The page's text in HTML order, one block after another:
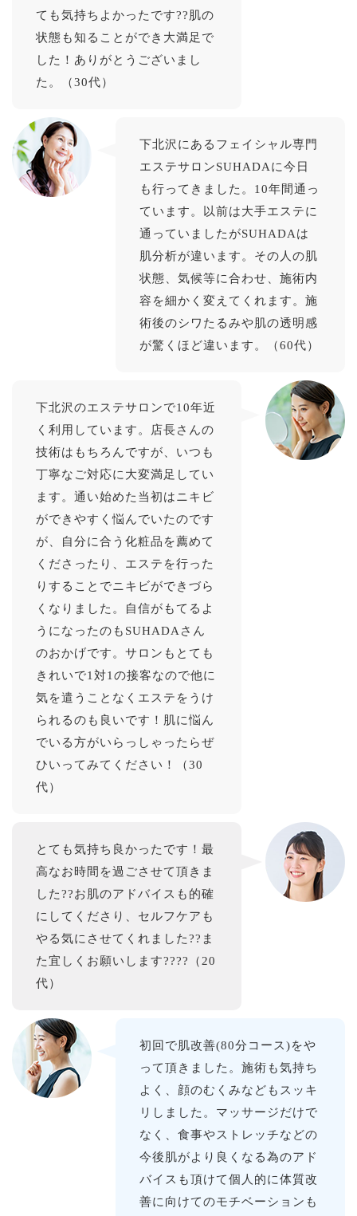
ても気持ちよかったです??肌の
状態も知ることができ大満足で
した！ありがとうございまし
た。（30代）
下北沢にあるフェイシャル専門
エステサロンSUHADAに今日
も行ってきました。10年間通っ
ています。以前は大手エステに
通っていましたがSUHADAは
肌分析が違います。その人の肌
状態、気候等に合わせ、施術内
容を細かく変えてくれます。施
術後のシワたるみや肌の透明感
が驚くほど違います。（60代）
下北沢のエステサロンで10年近
く利用しています。店長さんの
技術はもちろんですが、いつも
丁寧なご対応に大変満足してい
ます。通い始めた当初はニキビ
ができやすく悩んでいたのです
が、自分に合う化粧品を薦めて
くださったり、エステを行った
りすることでニキビができづら
くなりました。自信がもてるよ
うになったのもSUHADAさん
のおかげです。サロンもとても
きれいで1対1の接客なので他に
気を遣うことなくエステをうけ
られるのも良いです！肌に悩ん
でいる方がいらっしゃったらぜ
ひいってみてください！（30
代）
とても気持ち良かったです！最
高なお時間を過ごさせて頂きま
した??お肌のアドバイスも的確
にしてくださり、セルフケアも
やる気にさせてくれました??ま
た宜しくお願いします????（20
代）
初回で肌改善(80分コース)をや
って頂きました。施術も気持ち
よく、顔のむくみなどもスッキ
リしました。マッサージだけで
なく、食事やストレッチなどの
今後肌がより良くなる為のアド
バイスも頂けて個人的に体質改
善に向けてのモチベーションも